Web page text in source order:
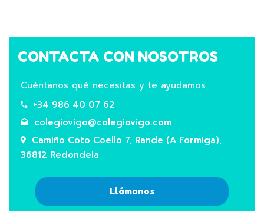
CONTACTA CON NOSOTROS
Cuéntanos qué necesitas y te ayudamos
+34 986 40 07 62
colegiovigo@colegiovigo.com
Camiño Coto Coello 7, Rande (A Formiga),
36812 Redondela
Llámanos